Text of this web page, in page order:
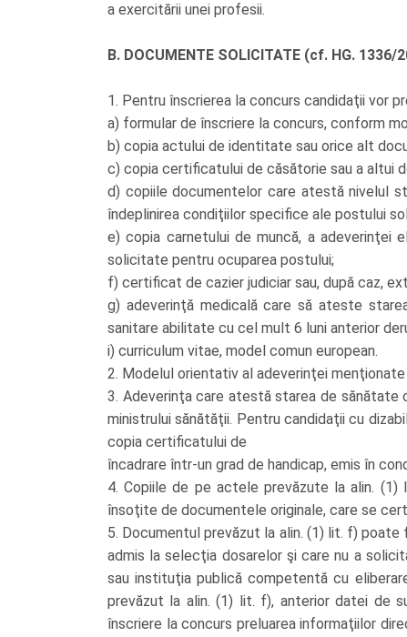
a exercitării unei profesii.
B. DOCUMENTE SOLICITATE (cf. HG. 1336/
1. Pentru înscrierea la concurs candidaţii vor
a) formular de înscriere la concurs, conform
b) copia actului de identitate sau orice alt
c) copia certificatului de căsătorie sau a altui
d) copiile documentelor care atestă nivelul
îndeplinirea condiţiilor specifice ale postului
e) copia carnetului de muncă, a adeverinţei
solicitate pentru ocuparea postului;
f) certificat de cazier judiciar sau, după caz,
g) adeverinţă medicală care să ateste
sanitare abilitate cu cel mult 6 luni anterior
i) curriculum vitae, model comun european.
2. Modelul orientativ al adeverinţei
3. Adeverinţa care atestă starea de sănătate
ministrului sănătăţii. Pentru candidaţii cu
copia certificatului de
încadrare într-un grad de handicap, emis în
4. Copiile de pe actele prevăzute la alin.
însoţite de documentele originale, care se
5. Documentul prevăzut la alin. (1) lit. f)
admis la selecţia dosarelor şi care nu a
sau instituţia publică competentă cu
prevăzut la alin. (1) lit. f), anterior datei de
înscriere la concurs preluarea informaţiilor